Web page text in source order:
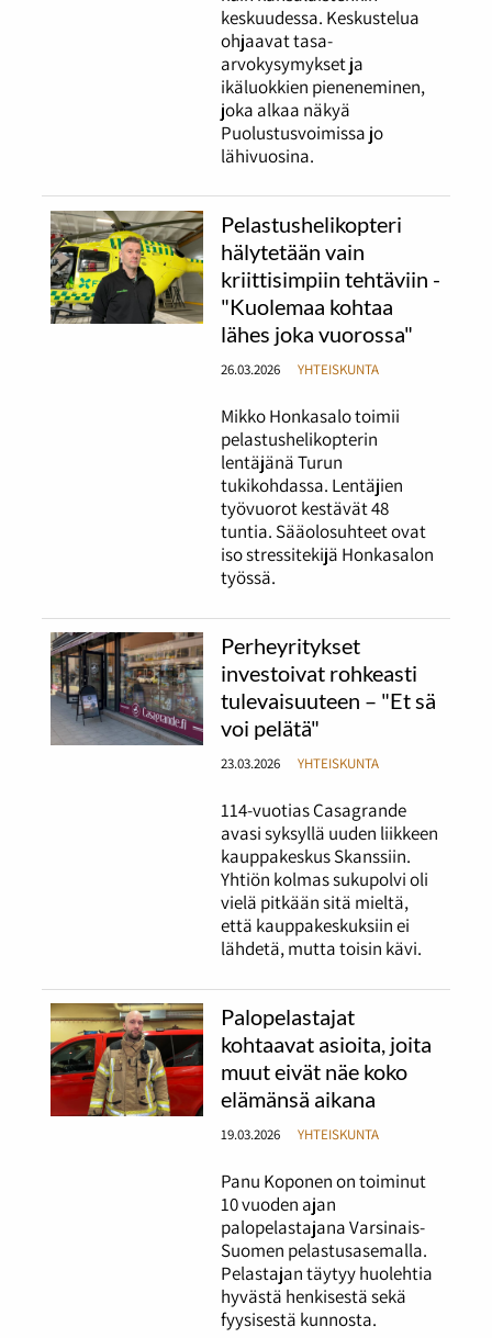
keskuudessa. Keskustelua
ohjaavat tasa-
arvokysymykset ja
ikäluokkien pieneneminen,
joka alkaa näkyä
Puolustusvoimissa jo
lähivuosina.
Pelastushelikopteri
hälytetään vain
kriittisimpiin tehtäviin -
"Kuolemaa kohtaa
lähes joka vuorossa"
26.03.2026 YHTEISKUNTA
Mikko Honkasalo toimii
pelastushelikopterin
lentäjänä Turun
tukikohdassa. Lentäjien
työvuorot kestävät 48
tuntia. Sääolosuhteet ovat
iso stressitekijä Honkasalon
työssä.
Perheyritykset
investoivat rohkeasti
tulevaisuuteen – "Et sä
voi pelätä"
23.03.2026 YHTEISKUNTA
114-vuotias Casagrande
avasi syksyllä uuden liikkeen
kauppakeskus Skanssiin.
Yhtiön kolmas sukupolvi oli
vielä pitkään sitä mieltä,
että kauppakeskuksiin ei
lähdetä, mutta toisin kävi.
Palopelastajat
kohtaavat asioita, joita
muut eivät näe koko
elämänsä aikana
19.03.2026 YHTEISKUNTA
Panu Koponen on toiminut
10 vuoden ajan
palopelastajana Varsinais-
Suomen pelastusasemalla.
Pelastajan täytyy huolehtia
hyvästä henkisestä sekä
fyysisestä kunnosta.